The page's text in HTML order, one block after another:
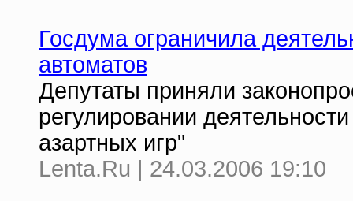
Госдума ограничила
автоматов
Депутаты приняли
регулировании
азартных игр"
Lenta.Ru | 24.03.2006 19:10